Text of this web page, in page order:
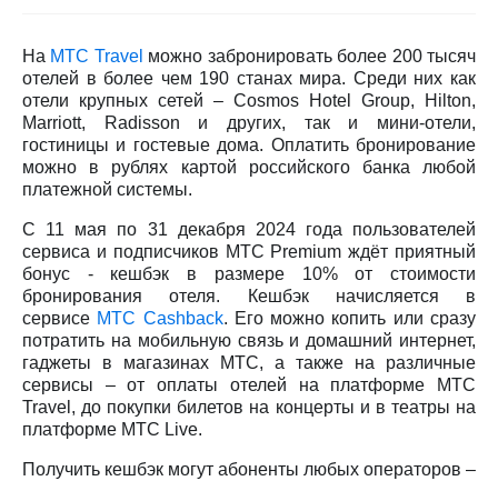
Роуминг
Семейная
группа
Заказать
SIM-
Оформить
eSIM
SIM-
карта
для
иностранцев
Оформить
чистый
номер
Тарифы
RED,
РИИЛ
и МТС
Супер
дешевле
при
с карты
МТС
Деньги
Выберите
и подключите
ТВ
с выгодным
тарифом
Тарифы
На МТС Travel можно забронировать более 200 тысяч
отелей в более чем 190 станах мира. Среди них как
отели крупных сетей – Cosmos Hotel Group, Hilton,
Marriott, Radisson и других, так и мини-отели,
гостиницы и гостевые дома. Оплатить бронирование
можно в рублях картой российского банка любой
платежной системы.
С 11 мая по 31 декабря 2024 года пользователей
сервиса и подписчиков МТС Premium ждёт приятный
бонус - кешбэк в размере 10% от стоимости
бронирования отеля. Кешбэк начисляется в
сервисе МТС Cashback. Его можно копить или сразу
потратить на мобильную связь и домашний интернет,
гаджеты в магазинах МТС, а также на различные
сервисы – от оплаты отелей на платформе МТС
Travel , до покупки билетов на концерты и в театры на
платформе МТС Live.
Получить кешбэк могут абоненты любых операторов –